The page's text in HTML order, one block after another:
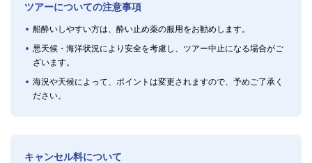
ツアーについての注意事項
船酔いしやすい方は、酔い止め薬の服用をお勧めします。
悪天候・海洋状況により安全を考慮し、ツアー中止になる場合がご
ざいます。
海況や天候によって、ポイントは変更されますので、予めご了承く
ださい。
キャンセル料について